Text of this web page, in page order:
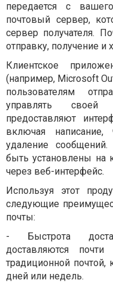
передается с
почтовый сервер,
сервер получателя.
отправку, получение и
Клиентское
(например, Microsoft
пользователям
управлять своей
предоставляют
включая
удаление
быть установлены на
через веб-интерфейс.
Используя этот
следующие
почты:
- Быстрота
доставляются
традиционной почтой,
дней или недель.